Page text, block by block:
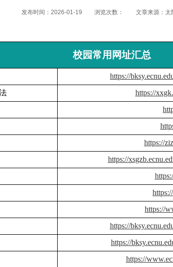
发布时间：2026-01-19 浏览次数： 文章来源：太
校园常用网址汇总
https://
https://
https://
https://
https://
https://
https://
https://